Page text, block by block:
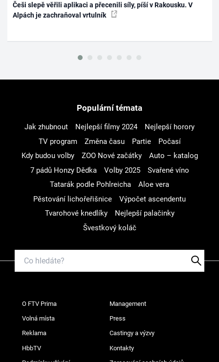
Češi slepě věřili aplikaci a přecenili síly, píší v Rakousku. V
Alpách je zachraňoval vrtulník
Populární témata
Jak zhubnout Nejlepší filmy 2024
Nejlepší horory
TV program
Změna času Partie
Počasí
Kdy budou volby
ZOO Nové začátky
Auto – katalog
7 pádů Honzy Dědka
Volby 2025
Svařené víno
Tatarák podle Pohlreicha
Aloe vera
Pěstování lichořeřišnice
Výpočet ascendentu
Tvarohové knedlíky
Nejlepší palačinky
Švestkový koláč
O FTV Prima Management
Volná místa Press
Reklama Castingy a výzvy
HbbTV Kontakty